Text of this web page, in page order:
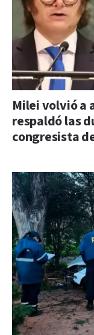
Milei volvió a
respaldó las
congresista